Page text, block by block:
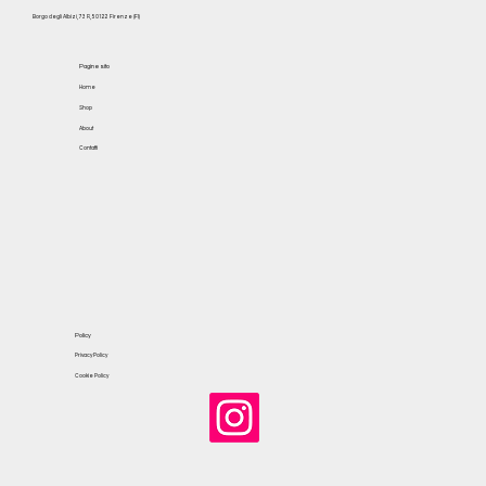
Borgo degli Albizi, 73 R, 50122 Firenze (FI)
Pagine sito
Home
Shop
About
Contatti
Policy
Privacy Policy
Cookie Policy